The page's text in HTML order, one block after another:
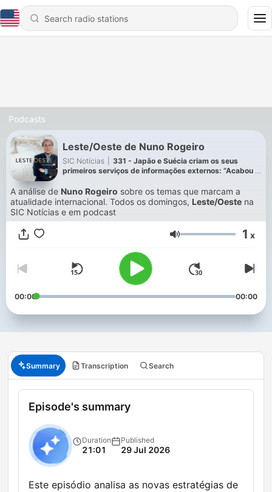
Podcasts
Leste/Oeste de Nuno Rogeiro
SIC Notícias
331 - Japão e Suécia criam os seus
primeiros serviços de informações externos: “Acabou a
A análise de Nuno Rogeiro sobre os temas que marcam a
atualidade internacional. Todos os domingos, Leste/Oeste na
SIC Notícias e em podcast
Volume 1 x
00:00 00:00
Summary Transcription Search
Episode's summary
Duration
21:01
Published
29 Jul 2026
Este episódio analisa as novas estratégias de